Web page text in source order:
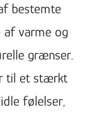
bestemte
af varme og
grænser.
til et stærkt
følelser,